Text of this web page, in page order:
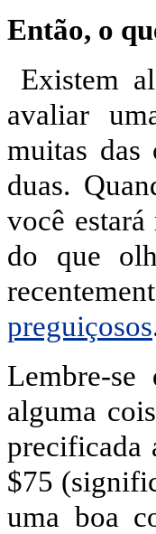
Então, o
Existem
avaliar
muitas das
duas.
você
do que
preguiçosos
Lembre-se
alguma
precificada
$75
uma boa